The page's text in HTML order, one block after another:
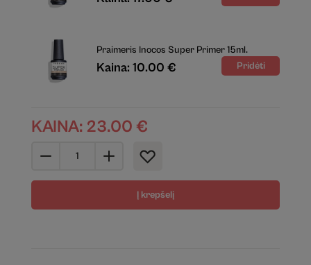
Praimeris Inocos Super Primer 15ml.
Kaina: 10.00 €
KAINA: 23.00 €
Į krepšelį